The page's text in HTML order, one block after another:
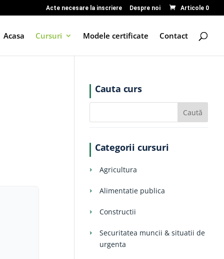
Acte necesare la inscriere Despre noi Articole 0
Acasa Cursuri Modele certificate Contact
Cauta curs
Categorii cursuri
Agricultura
Alimentatie publica
Constructii
Securitatea muncii & situatii de
urgenta